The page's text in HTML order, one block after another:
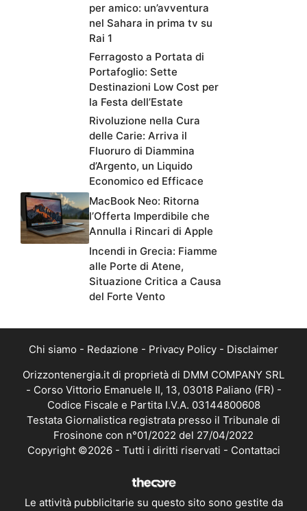
per amico: un’avventura
nel Sahara in prima tv su
Rai 1
Ferragosto a Portata di
Portafoglio: Sette
Destinazioni Low Cost per
la Festa dell’Estate
Rivoluzione nella Cura
delle Carie: Arriva il
Fluoruro di Diammina
d’Argento, un Liquido
Economico ed Efficace
MacBook Neo: Ritorna
l’Offerta Imperdibile che
Annulla i Rincari di Apple
Incendi in Grecia: Fiamme
alle Porte di Atene,
Situazione Critica a Causa
del Forte Vento
Chi siamo - Redazione - Privacy Policy - Disclaimer
Orizzontenergia.it di proprietà di DMM COMPANY SRL
- Corso Vittorio Emanuele II, 13, 03018 Paliano (FR) -
Codice Fiscale e Partita I.V.A. 03144800608
Testata Giornalistica registrata presso il Tribunale di
Frosinone con n°01/2022 del 27/04/2022
Copyright ©2026 - Tutti i diritti riservati - Contattaci
Le attività pubblicitarie su questo sito sono gestite da